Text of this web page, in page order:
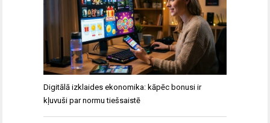
Digitālā izklaides ekonomika: kāpēc bonusi ir
kļuvuši par normu tiešsaistē